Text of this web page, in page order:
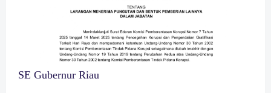
SE Gubernur Riau